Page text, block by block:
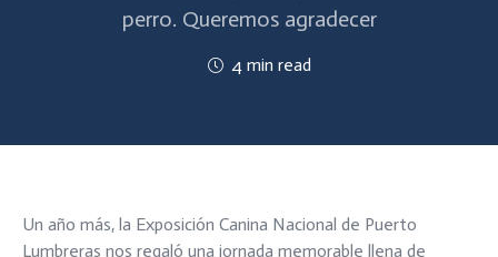
perro. Queremos agradecer
4 min read
Un año más, la Exposición Canina Nacional de Puerto
Lumbreras nos regaló una jornada memorable llena de